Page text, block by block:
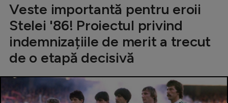
SuperLiga
Liga 2
Veste importantă pentru eroii
Stelei '86! Proiectul privind
indemnizațiile de merit a trecut
de o etapă decisivă